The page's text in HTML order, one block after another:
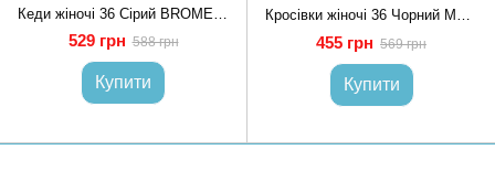
529 грн 588 грн
Купити
Кросівки жіночі 36 Чорний MOLI (711439-36)
455 грн 569 грн
Купити